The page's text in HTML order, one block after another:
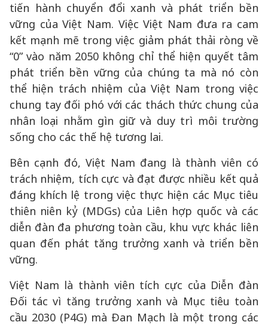
tiến hành chuyển đổi xanh và phát triển bền
vững của Việt Nam. Việc Việt Nam đưa ra cam
kết mạnh mẽ trong việc giảm phát thải ròng về
“0” vào năm 2050 không chỉ thể hiện quyết tâm
phát triển bền vững của chúng ta mà nó còn
thể hiện trách nhiệm của Việt Nam trong việc
chung tay đối phó với các thách thức chung của
nhân loại nhằm gìn giữ và duy trì môi trường
sống cho các thế hệ tương lai.
Bên cạnh đó, Việt Nam đang là thành viên có
trách nhiệm, tích cực và đạt được nhiều kết quả
đáng khích lệ trong việc thực hiện các Mục tiêu
thiên niên kỷ (MDGs) của Liên hợp quốc và các
diễn đàn đa phương toàn cầu, khu vực khác liên
quan đến phát tăng trưởng xanh và triển bền
vững.
Việt Nam là thành viên tích cực của Diễn đàn
Đối tác vì tăng trưởng xanh và Mục tiêu toàn
cầu 2030 (P4G) mà Đan Mạch là một trong các